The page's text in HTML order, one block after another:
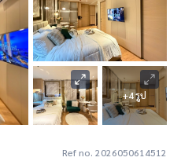
+4 รูป
Ref no. 2026050614512